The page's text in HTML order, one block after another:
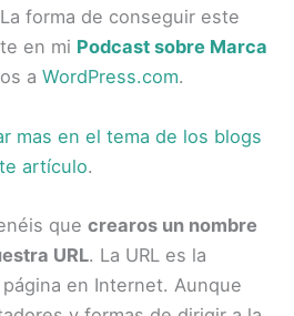
forma de conseguir este
en mi Podcast sobre Marca
a WordPress.com.
mas en el tema de los blogs
artículo.
que crearos un nombre
URL. La URL es la
en Internet. Aunque